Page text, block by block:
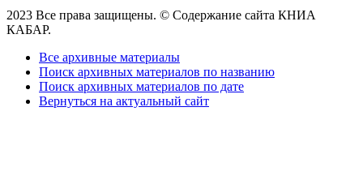
2023 Все права защищены. © Содержание сайта КНИА
КАБАР.
Все архивные материалы
Поиск архивных материалов по названию
Поиск архивных материалов по дате
Вернуться на актуальный сайт